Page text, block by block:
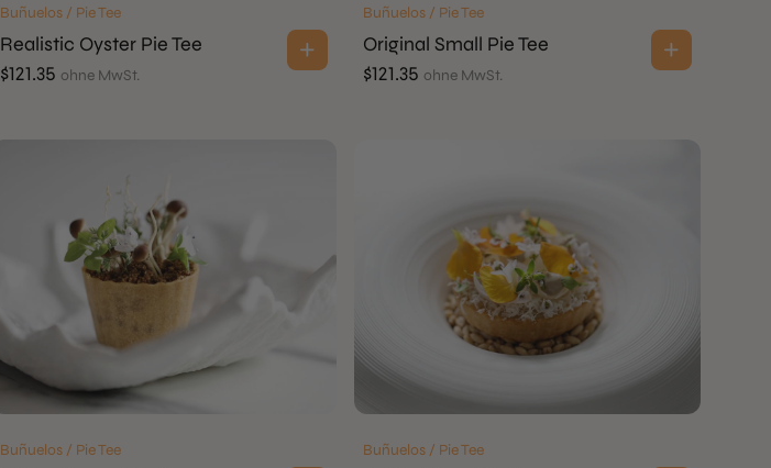
Buñuelos / Pie Tee
Realistic Oyster Pie Tee
$121.35 ohne MwSt.
Buñuelos / Pie Tee
Original Small Pie Tee
$121.35 ohne MwSt.
Buñuelos / Pie Tee Buñuelos / Pie Tee